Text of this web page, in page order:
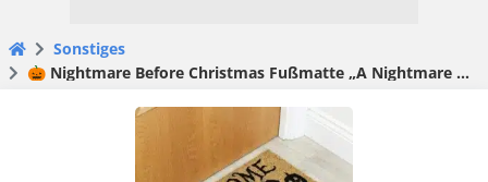
Sonstiges
🎃 Nightmare Before Christmas Fußmatte „A Nightmare Awaits“ für 12,75€